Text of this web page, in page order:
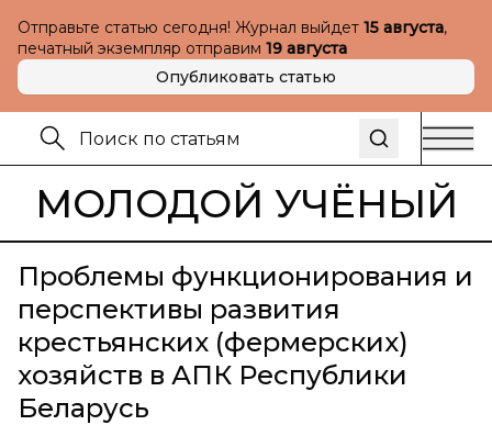
Отправьте статью сегодня! Журнал выйдет 15 августа,
печатный экземпляр отправим 19 августа
Опубликовать статью
МОЛОДОЙ УЧЁНЫЙ
Проблемы функционирования и
перспективы развития
крестьянских (фермерских)
хозяйств в АПК Республики
Беларусь